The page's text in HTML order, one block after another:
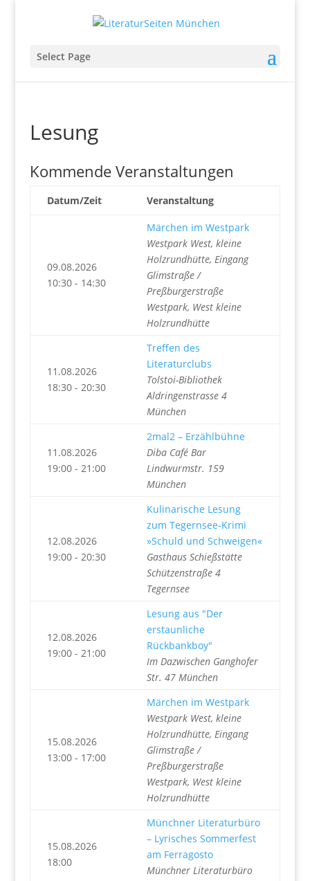
Select Page
Lesung
Kommende Veranstaltungen
Datum/Zeit Veranstaltung
09.08.2026
10:30 - 14:30
Märchen im Westpark
Westpark West, kleine
Holzrundhütte, Eingang
Glimstraße /
Preßburgerstraße
Westpark, West kleine
Holzrundhütte
11.08.2026
18:30 - 20:30
Treffen des
Literaturclubs
Tolstoi-Bibliothek
Aldringenstrasse 4
München
11.08.2026
19:00 - 21:00
2mal2 – Erzählbühne
Diba Café Bar
Lindwurmstr. 159
München
12.08.2026
19:00 - 20:30
Kulinarische Lesung
zum Tegernsee-Krimi
»Schuld und Schweigen«
Gasthaus Schießstätte
Schützenstraße 4
Tegernsee
12.08.2026
19:00 - 21:00
Lesung aus "Der
erstaunliche
Rückbankboy"
Im Dazwischen Ganghofer
Str. 47 München
15.08.2026
13:00 - 17:00
Märchen im Westpark
Westpark West, kleine
Holzrundhütte, Eingang
Glimstraße /
Preßburgerstraße
Westpark, West kleine
Holzrundhütte
15.08.2026
18:00
Münchner Literaturbüro
– Lyrisches Sommerfest
am Ferragosto
Münchner Literaturbüro